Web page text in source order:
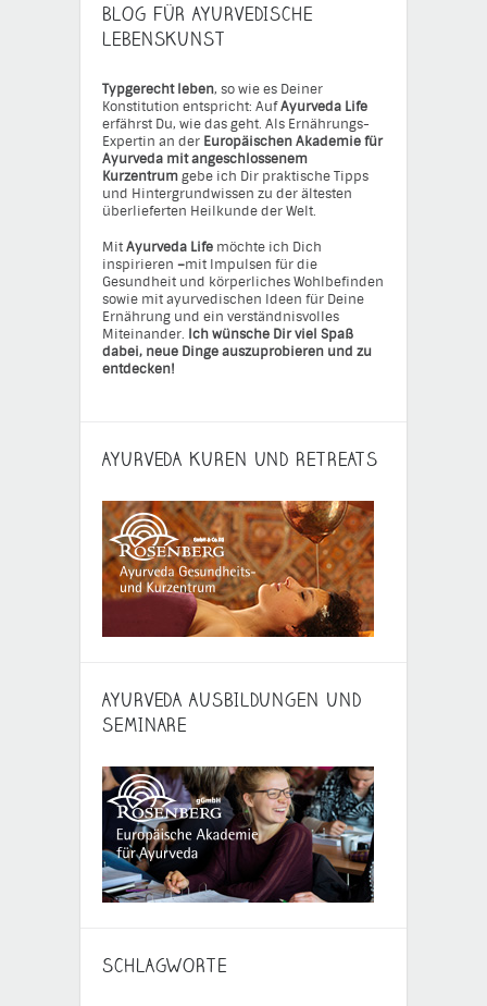
BLOG FÜR AYURVEDISCHE
LEBENSKUNST
Typgerecht leben, so wie es Deiner
Konstitution entspricht: AufAyurveda Life
erfährst Du, wie das geht. Als Ernährungs-
Expertin an der Europäischen Akademie für
Ayurveda mit angeschlossenem
Kurzentrumgebe ich Dir praktische Tipps
und Hintergrundwissen zu der ältesten
überlieferten Heilkunde der Welt.
MitAyurveda Life möchte ich Dich
inspirieren –mit Impulsen für die
Gesundheit und körperliches Wohlbefinden
sowie mit ayurvedischen Ideen für Deine
Ernährung und ein verständnisvolles
Miteinander. Ich wünsche Dir viel Spaß
dabei, neue Dinge auszuprobieren und zu
entdecken!
AYURVEDA KUREN UND RETREATS
AYURVEDA AUSBILDUNGEN UND
SEMINARE
SCHLAGWORTE